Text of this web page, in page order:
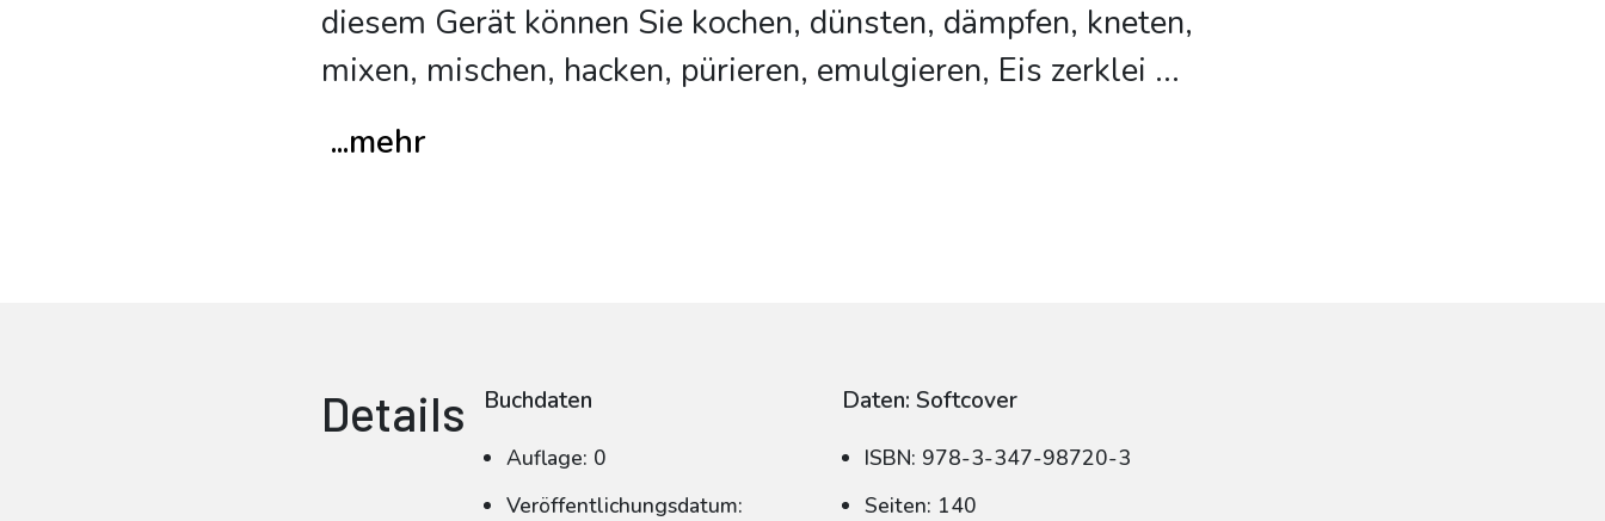
diesem Gerät können Sie kochen, dünsten, dämpfen, kneten,
mixen, mischen, hacken, pürieren, emulgieren, Eis zerklei ...
...mehr
Details Buchdaten
Auflage: 0
Veröffentlichungsdatum:
Daten: Softcover
ISBN: 978-3-347-98720-3
Seiten: 140